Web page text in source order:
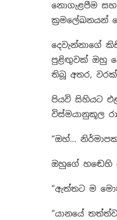
නොගැළපීම
ක්‍රමලේඛනයන්
දෙවැන්නාගේ
පුළිඟු‍වක් ඔහු
තිබූ අතර, වරක්
පියවි සිහියට
විස්මයානුකූල
“ඔහ්…
ඔහුගේ හඬෙහි
“ඇත්තට ම
“යානයේ